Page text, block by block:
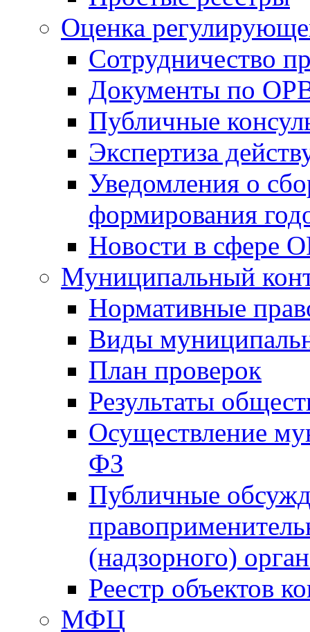
Оценка
Сотрудничество
Документы по
Публичные
Экспертиза
Уведомления о
формирования
Новости в сфере
Муниципальный
Нормативные
Виды
План проверок
Результаты
Осуществление
ФЗ
Публичные
(надзорного)
Реестр объектов
МФЦ